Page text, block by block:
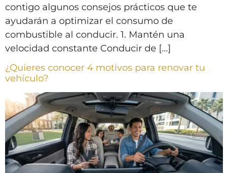
contigo algunos consejos prácticos que te
ayudarán a optimizar el consumo de
combustible al conducir. 1. Mantén una
velocidad constante Conducir de […]
¿Quieres conocer 4 motivos para renovar tu
vehículo?